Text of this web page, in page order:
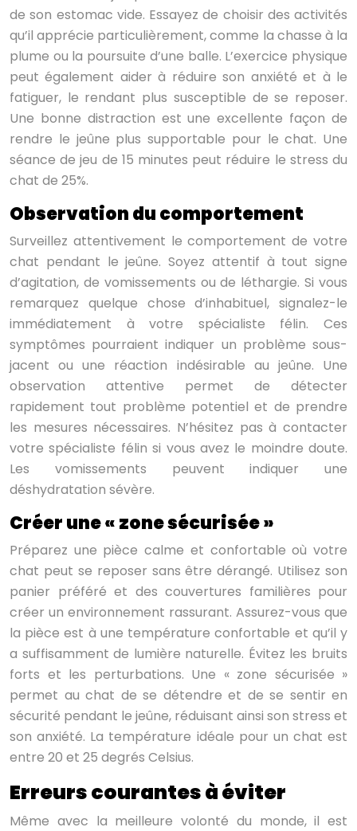
de son estomac vide. Essayez de choisir des activités
qu’il apprécie particulièrement, comme la chasse à la
plume ou la poursuite d’une balle. L’exercice physique
peut également aider à réduire son anxiété et à le
fatiguer, le rendant plus susceptible de se reposer.
Une bonne distraction est une excellente façon de
rendre le jeûne plus supportable pour le chat. Une
séance de jeu de 15 minutes peut réduire le stress du
chat de 25%.
Observation du comportement
Surveillez attentivement le comportement de votre
chat pendant le jeûne. Soyez attentif à tout signe
d’agitation, de vomissements ou de léthargie. Si vous
remarquez quelque chose d’inhabituel, signalez-le
immédiatement à votre spécialiste félin. Ces
symptômes pourraient indiquer un problème sous-
jacent ou une réaction indésirable au jeûne. Une
observation attentive permet de détecter
rapidement tout problème potentiel et de prendre
les mesures nécessaires. N’hésitez pas à contacter
votre spécialiste félin si vous avez le moindre doute.
Les vomissements peuvent indiquer une
déshydratation sévère.
Créer une « zone sécurisée »
Préparez une pièce calme et confortable où votre
chat peut se reposer sans être dérangé. Utilisez son
panier préféré et des couvertures familières pour
créer un environnement rassurant. Assurez-vous que
la pièce est à une température confortable et qu’il y
a suffisamment de lumière naturelle. Évitez les bruits
forts et les perturbations. Une « zone sécurisée »
permet au chat de se détendre et de se sentir en
sécurité pendant le jeûne, réduisant ainsi son stress et
son anxiété. La température idéale pour un chat est
entre 20 et 25 degrés Celsius.
Erreurs courantes à éviter
Même avec la meilleure volonté du monde, il est